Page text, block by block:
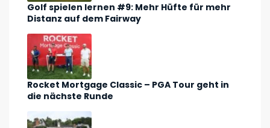
Golf spielen lernen #9: Mehr Hüfte für mehr
Distanz auf dem Fairway
Rocket Mortgage Classic – PGA Tour geht in
die nächste Runde